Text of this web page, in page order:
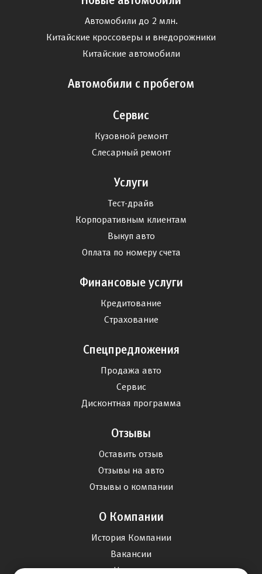
Автомобили до 2 млн.
Китайские кроссоверы и внедорожники
Китайские автомобили
Автомобили с пробегом
Сервис
Кузовной ремонт
Слесарный ремонт
Услуги
Тест-драйв
Корпоративным клиентам
Выкуп авто
Оплата по номеру счета
Финансовые услуги
Кредитование
Страхование
Спецпредложения
Продажа авто
Сервис
Дисконтная программа
Отзывы
Оставить отзыв
Отзывы на авто
Отзывы о компании
О Компании
История Компании
Вакансии
Новости